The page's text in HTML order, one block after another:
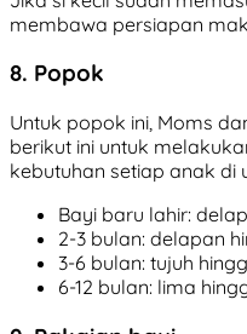
membawa persiapan
8. Popok
Untuk popok ini, Moms
berikut ini untuk
kebutuhan setiap anak di
Bayi baru lahir:
2-3 bulan: delapan
3-6 bulan: tujuh
6-12 bulan: lima